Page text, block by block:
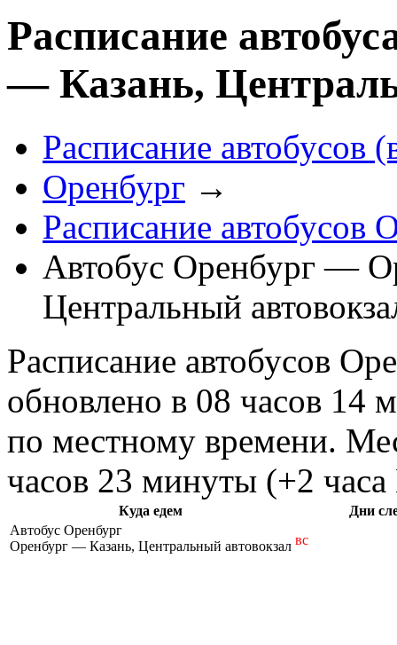
Расписание
— Казань,
Расписание автобусов
Оренбург →
Расписание автобусов
Автобус Оренбург —
Центральный
Расписание автобусов
обновлено в 08 часов 14
по местному времени.
часов 23 минуты (+2
Куда едем
Дни
Автобус Оренбург
Оренбург — Казань, Центральный автовокзал вс